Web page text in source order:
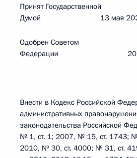
Принят Государственной
Думой 13 мая 2026
Одобрен Советом
Федерации 20 мая
Внести в Кодекс Российской
административных
законодательства Российской
№ 1, ст. 1; 2007, № 15, ст. 1743;
2010, № 30, ст. 4000; № 31, ст.